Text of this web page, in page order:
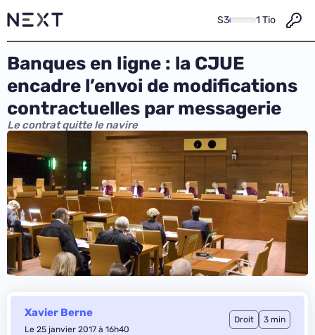
S3 1 Tio
Banques en ligne : la CJUE
encadre l’envoi de modifications
contractuelles par messagerie
Le contrat quitte le navire
Xavier Berne
Le 25 janvier 2017 à 16h40
Droit 3 min